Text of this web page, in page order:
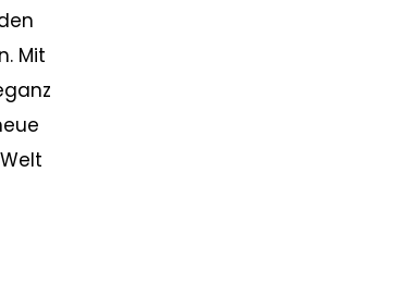
Mit